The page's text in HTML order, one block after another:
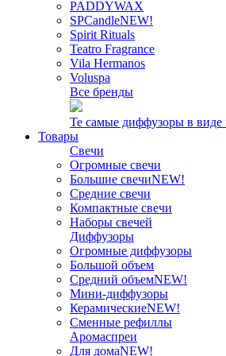
PADDYWAX
SPCandleNEW!
Spirit Rituals
Teatro Fragrance
Vila Hermanos
Voluspa
Все бренды
Те самые диффузоры в виде
Товары
Свечи
Огромные свечи
Большие свечиNEW!
Средние свечи
Компактные свечи
Наборы свечей
Диффузоры
Огромные диффузоры
Большой объем
Средний объемNEW!
Мини-диффузоры
КерамическиеNEW!
Сменные рефиллы
Аромаспреи
Для домаNEW!